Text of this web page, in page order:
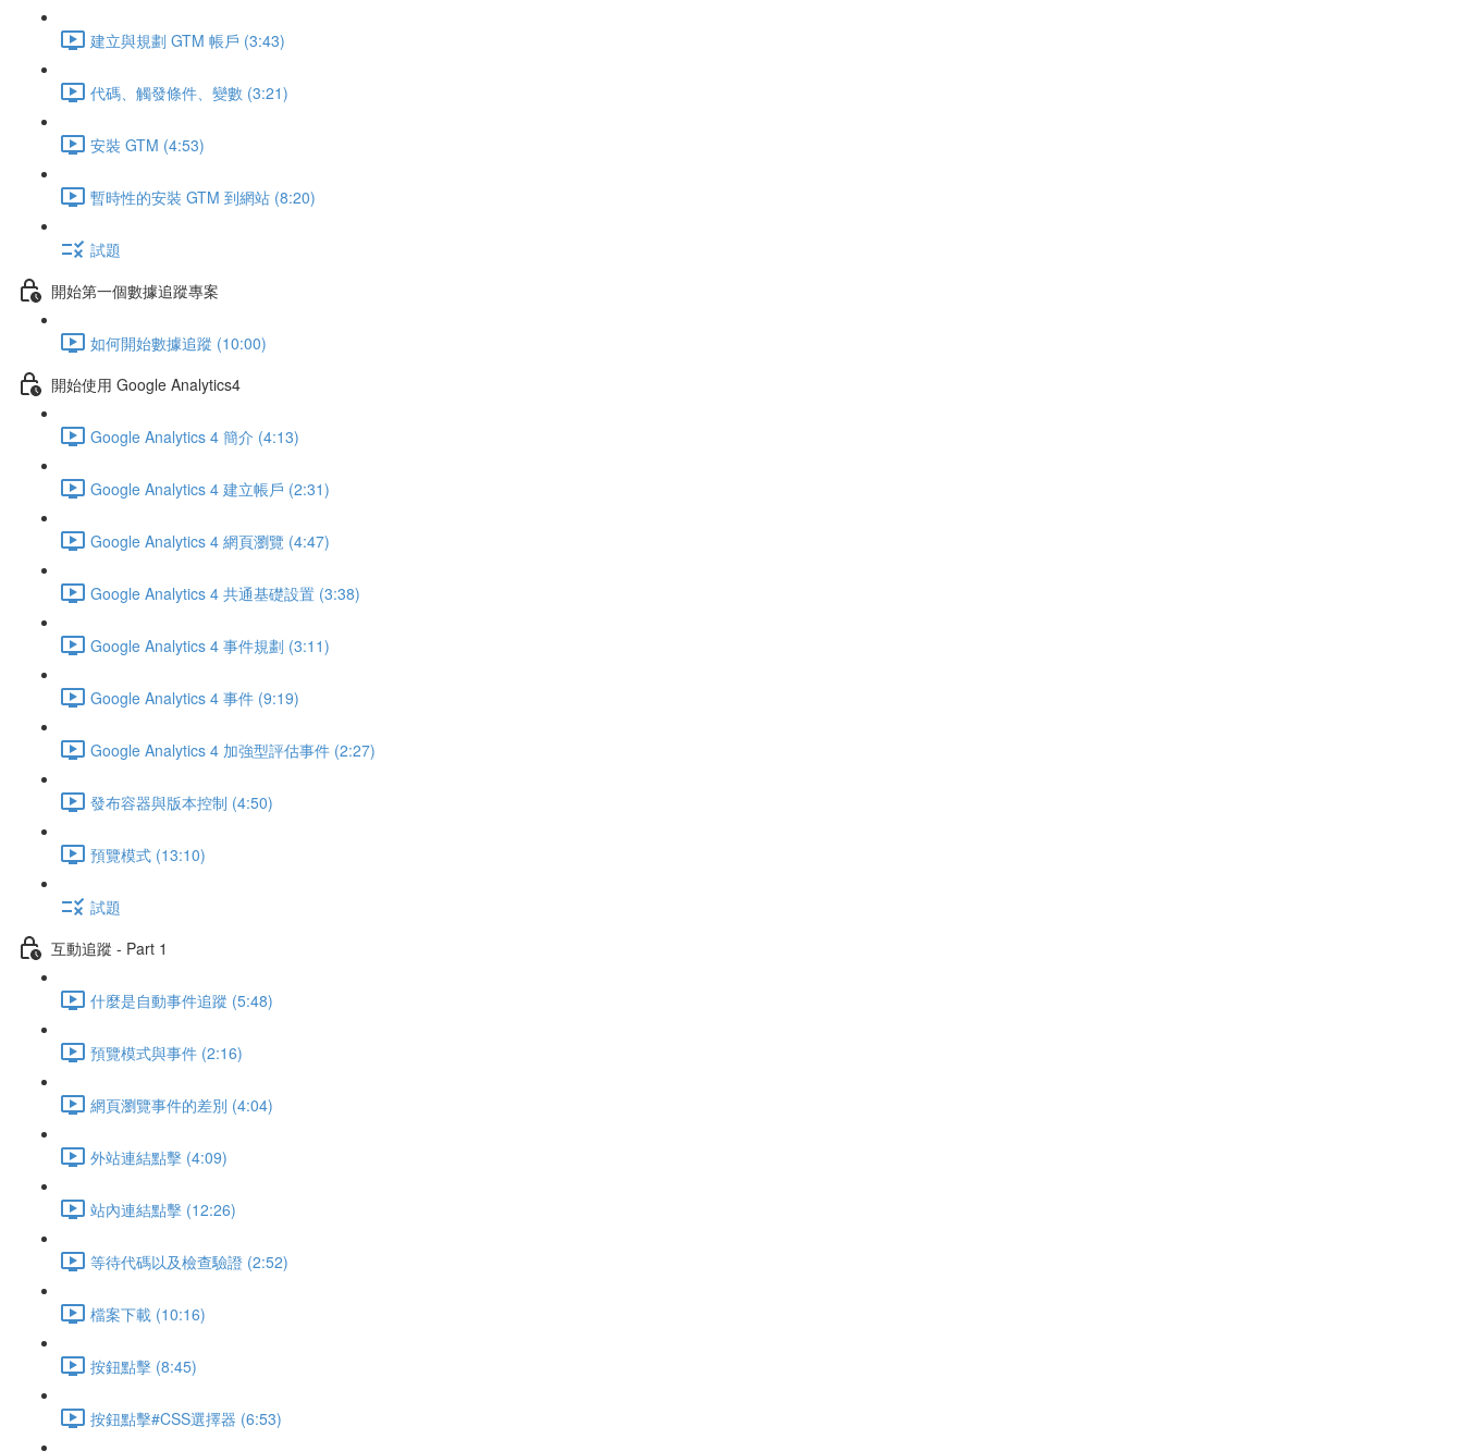
建立與規劃 GTM 帳戶 (3:43)
代碼、觸發條件、變數 (3:21)
安裝 GTM (4:53)
暫時性的安裝 GTM 到網站 (8:20)
試題
開始第一個數據追蹤專案
如何開始數據追蹤 (10:00)
開始使用 Google Analytics4
Google Analytics 4 簡介 (4:13)
Google Analytics 4 建立帳戶 (2:31)
Google Analytics 4 網頁瀏覽 (4:47)
Google Analytics 4 共通基礎設置 (3:38)
Google Analytics 4 事件規劃 (3:11)
Google Analytics 4 事件 (9:19)
Google Analytics 4 加強型評估事件 (2:27)
發布容器與版本控制 (4:50)
預覽模式 (13:10)
試題
互動追蹤 - Part 1
什麼是自動事件追蹤 (5:48)
預覽模式與事件 (2:16)
網頁瀏覽事件的差別 (4:04)
外站連結點擊 (4:09)
站內連結點擊 (12:26)
等待代碼以及檢查驗證 (2:52)
檔案下載 (10:16)
按鈕點擊 (8:45)
按鈕點擊#CSS選擇器 (6:53)